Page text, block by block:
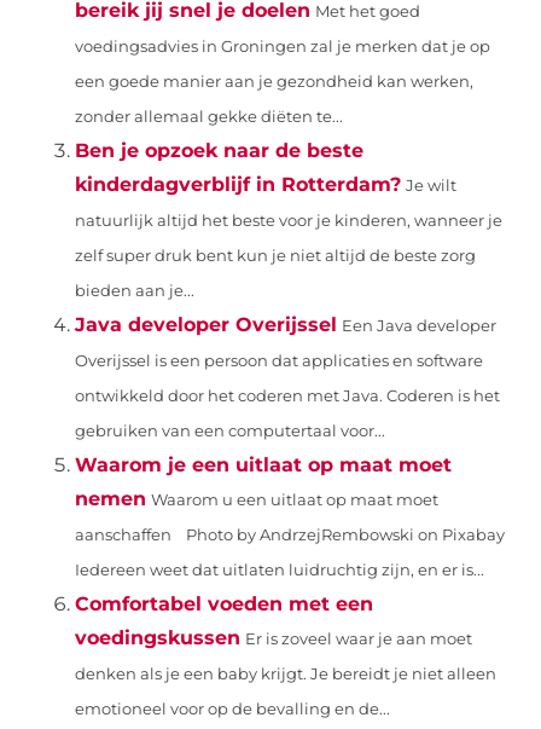
bereik jij snel je doelen Met het goed
voedingsadvies in Groningen zal je merken dat je op
een goede manier aan je gezondheid kan werken,
zonder allemaal gekke diëten te...
Ben je opzoek naar de beste
kinderdagverblijf in Rotterdam? Je wilt
natuurlijk altijd het beste voor je kinderen, wanneer je
zelf super druk bent kun je niet altijd de beste zorg
bieden aan je...
Java developer Overijssel Een Java developer
Overijssel is een persoon dat applicaties en software
ontwikkeld door het coderen met Java. Coderen is het
gebruiken van een computertaal voor...
Waarom je een uitlaat op maat moet
nemen Waarom u een uitlaat op maat moet
aanschaffen ‍ Photo by AndrzejRembowski on Pixabay ‍
Iedereen weet dat uitlaten luidruchtig zijn, en er is...
Comfortabel voeden met een
voedingskussen Er is zoveel waar je aan moet
denken als je een baby krijgt. Je bereidt je niet alleen
emotioneel voor op de bevalling en de...